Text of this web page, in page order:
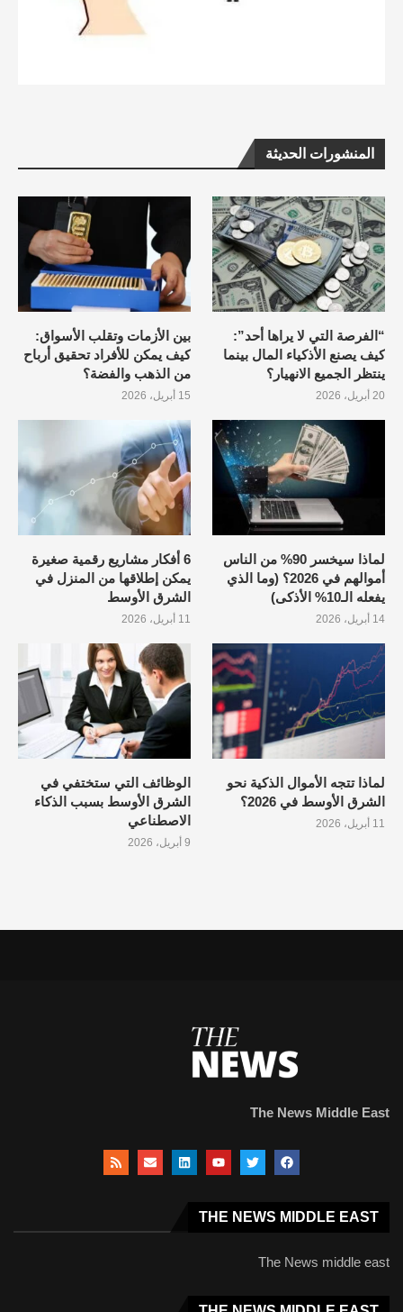
المنشورات الحديثة
“الفرصة التي لا يراها أحد”:
كيف يصنع الأذكياء المال بينما
ينتظر الجميع الانهيار؟
20 أبريل، 2026
بين الأزمات وتقلب الأسواق:
كيف يمكن للأفراد تحقيق أرباح
من الذهب والفضة؟
15 أبريل، 2026
لماذا سيخسر 90% من الناس
أموالهم في 2026؟ (وما الذي
يفعله الـ10% الأذكى)
14 أبريل، 2026
6 أفكار مشاريع رقمية صغيرة
يمكن إطلاقها من المنزل في
الشرق الأوسط
11 أبريل، 2026
لماذا تتجه الأموال الذكية نحو
الشرق الأوسط في 2026؟
11 أبريل، 2026
الوظائف التي ستختفي في
الشرق الأوسط بسبب الذكاء
الاصطناعي
9 أبريل، 2026
The News Middle East
THE NEWS MIDDLE EAST
The News middle east